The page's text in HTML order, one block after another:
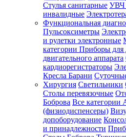
Стулья санитарные УВЧ
инвалидные
Функциональная
Пульсоксиметры
и рулетки электронные
категории Приборы для
двигательного аппарата
кардиорегистраторы
Кресла Барани
Хирургия Светильники
Столы перевязочные
Боброва Все категории
(физиодиспенсеры)
допоборудование
и принадлежности